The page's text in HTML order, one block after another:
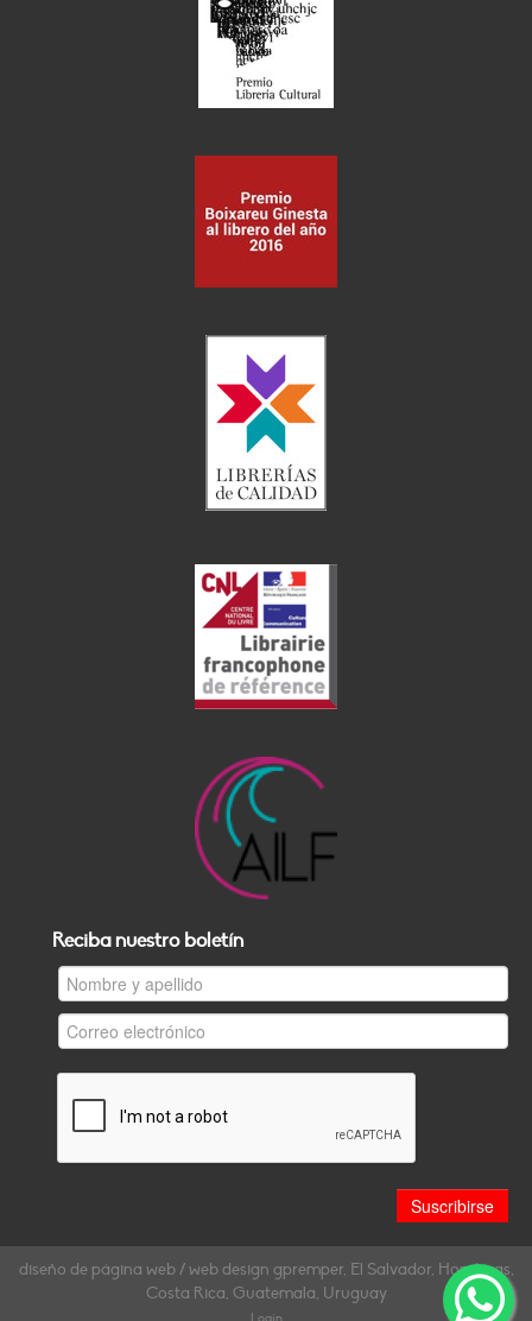
Reciba nuestro boletín
diseño de página web / web design gpremper, El Salvador, Honduras,
Costa Rica, Guatemala, Uruguay
Login